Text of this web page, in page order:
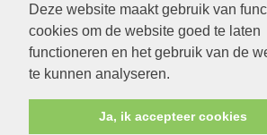
Deze website maakt gebruik van
cookies om de website goed te laten
functioneren en het gebruik van de
te kunnen analyseren.
Ja, ik accepteer cookies
Informatie over dePrivacyverklaring